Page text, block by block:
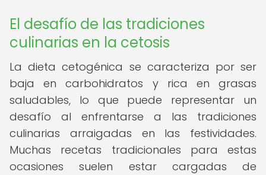
El desafío de las tradiciones
culinarias en la cetosis
La dieta cetogénica se caracteriza por ser
baja en carbohidratos y rica en grasas
saludables, lo que puede representar un
desafío al enfrentarse a las tradiciones
culinarias arraigadas en las festividades.
Muchas recetas tradicionales para estas
ocasiones suelen estar cargadas de